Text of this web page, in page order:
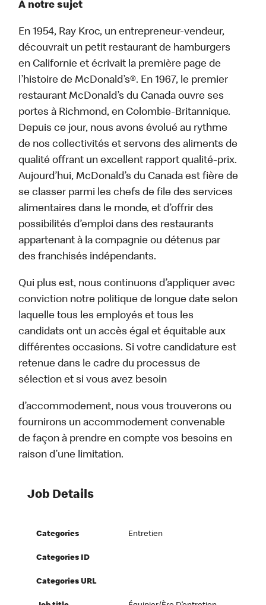
À notre sujet
En 1954, Ray Kroc, un entrepreneur-vendeur,
découvrait un petit restaurant de hamburgers
en Californie et écrivait la première page de
l’histoire de McDonald’s®. En 1967, le premier
restaurant McDonald’s du Canada ouvre ses
portes à Richmond, en Colombie-Britannique.
Depuis ce jour, nous avons évolué au rythme
de nos collectivités et servons des aliments de
qualité offrant un excellent rapport qualité-prix.
Aujourd’hui, McDonald’s du Canada est fière de
se classer parmi les chefs de file des services
alimentaires dans le monde, et d’offrir des
possibilités d’emploi dans des restaurants
appartenant à la compagnie ou détenus par
des franchisés indépendants.
Qui plus est, nous continuons d’appliquer avec
conviction notre politique de longue date selon
laquelle tous les employés et tous les
candidats ont un accès égal et équitable aux
différentes occasions. Si votre candidature est
retenue dans le cadre du processus de
sélection et si vous avez besoin
d’accommodement, nous vous trouverons ou
fournirons un accommodement convenable
de façon à prendre en compte vos besoins en
raison d’une limitation.
Job Details
Categories Entretien
Categories ID
Categories URL